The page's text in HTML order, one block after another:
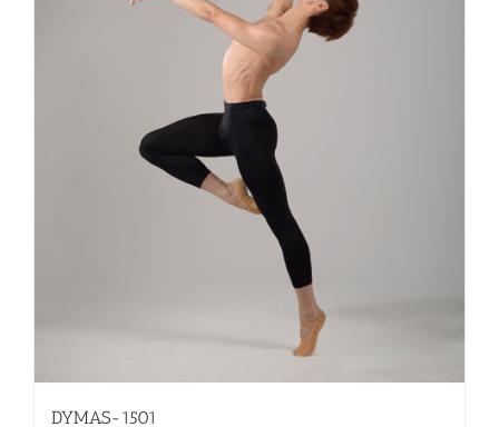
DYMAS-1501